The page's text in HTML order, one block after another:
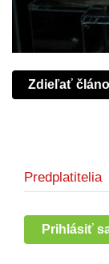
Zdieľať
Predplatitelia
Prihlásiť